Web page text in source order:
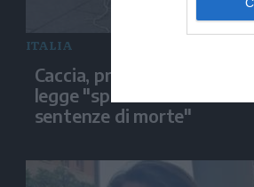
ITALIA
Caccia, protesta contro la
legge "spara-tutto": "No
sentenze di morte"